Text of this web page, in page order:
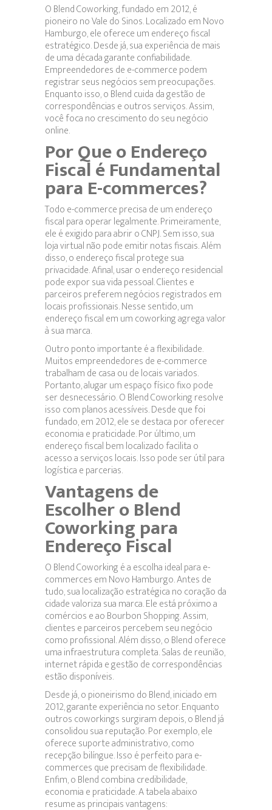
O Blend Coworking, fundado em 2012, é
pioneiro no Vale do Sinos. Localizado em Novo
Hamburgo, ele oferece um endereço fiscal
estratégico. Desde já, sua experiência de mais
de uma década garante confiabilidade.
Empreendedores de e-commerce podem
registrar seus negócios sem preocupações.
Enquanto isso, o Blend cuida da gestão de
correspondências e outros serviços. Assim,
você foca no crescimento do seu negócio
online.
Por Que o Endereço
Fiscal é Fundamental
para E-commerces?
Todo e-commerce precisa de um endereço
fiscal para operar legalmente. Primeiramente,
ele é exigido para abrir o CNPJ. Sem isso, sua
loja virtual não pode emitir notas fiscais. Além
disso, o endereço fiscal protege sua
privacidade. Afinal, usar o endereço residencial
pode expor sua vida pessoal. Clientes e
parceiros preferem negócios registrados em
locais profissionais. Nesse sentido, um
endereço fiscal em um coworking agrega valor
à sua marca.
Outro ponto importante é a flexibilidade.
Muitos empreendedores de e-commerce
trabalham de casa ou de locais variados.
Portanto, alugar um espaço físico fixo pode
ser desnecessário. O Blend Coworking resolve
isso com planos acessíveis. Desde que foi
fundado, em 2012, ele se destaca por oferecer
economia e praticidade. Por último, um
endereço fiscal bem localizado facilita o
acesso a serviços locais. Isso pode ser útil para
logística e parcerias.
Vantagens de
Escolher o Blend
Coworking para
Endereço Fiscal
O Blend Coworking é a escolha ideal para e-
commerces em Novo Hamburgo. Antes de
tudo, sua localização estratégica no coração da
cidade valoriza sua marca. Ele está próximo a
comércios e ao Bourbon Shopping. Assim,
clientes e parceiros percebem seu negócio
como profissional. Além disso, o Blend oferece
uma infraestrutura completa. Salas de reunião,
internet rápida e gestão de correspondências
estão disponíveis.
Desde já, o pioneirismo do Blend, iniciado em
2012, garante experiência no setor. Enquanto
outros coworkings surgiram depois, o Blend já
consolidou sua reputação. Por exemplo, ele
oferece suporte administrativo, como
recepção bilíngue. Isso é perfeito para e-
commerces que precisam de flexibilidade.
Enfim, o Blend combina credibilidade,
economia e praticidade. A tabela abaixo
resume as principais vantagens: